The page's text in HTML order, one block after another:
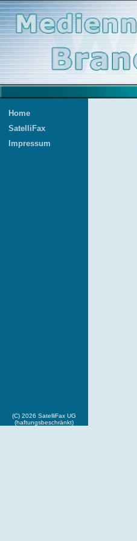
Home
SatelliFax
Impressum
(C) 2026 SatelliFax UG
(haftungsbeschränkt)